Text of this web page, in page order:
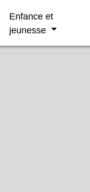
Enfance et
jeunesse